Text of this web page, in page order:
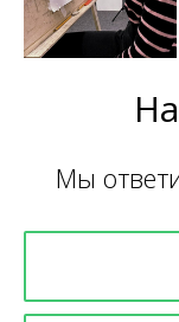
Мы